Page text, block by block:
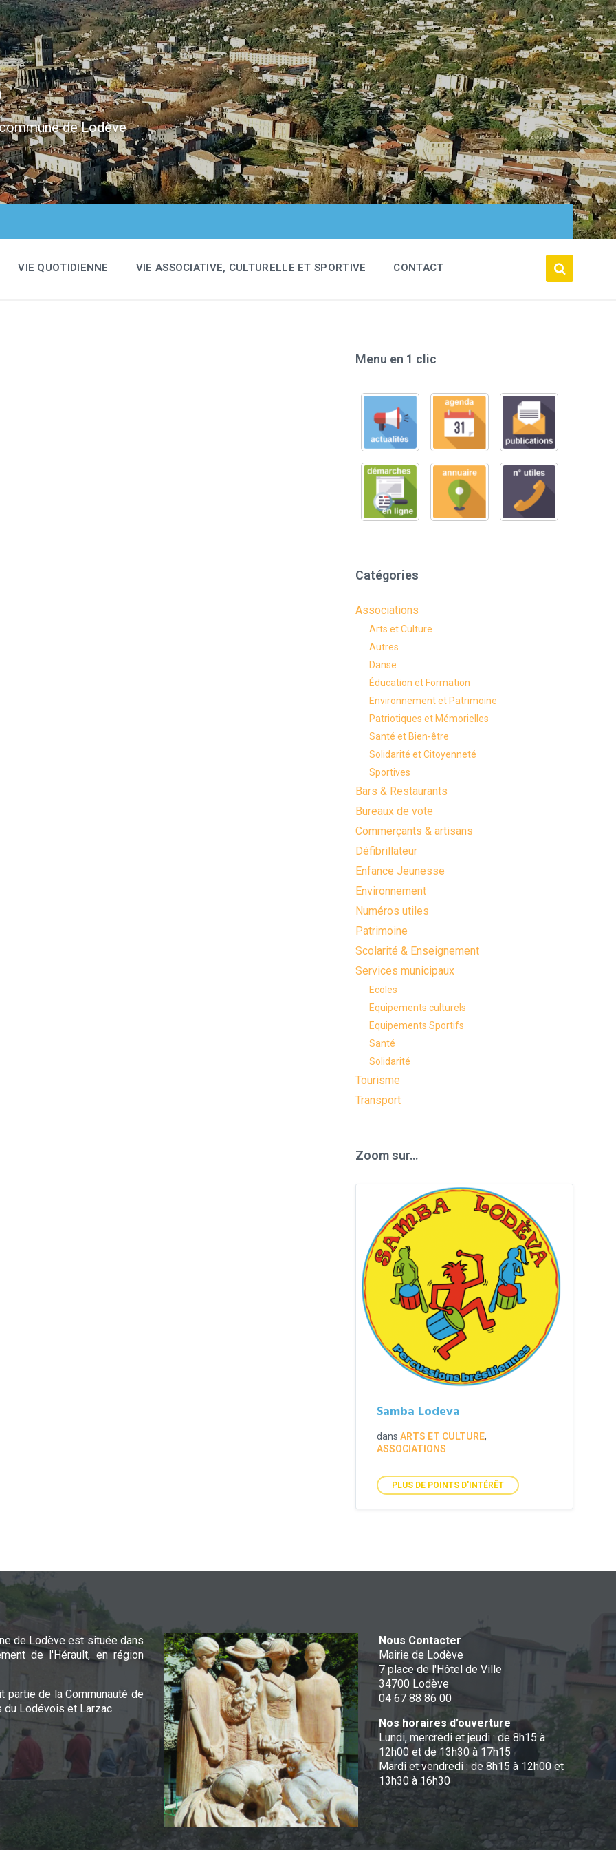
de Lodève
VIE QUOTIDIENNE VIE ASSOCIATIVE, CULTURELLE ET SPORTIVE CONTACT
Menu en 1 clic
Catégories
Associations
Arts et Culture
Autres
Danse
Éducation et Formation
Environnement et Patrimoine
Patriotiques et Mémorielles
Santé et Bien-être
Solidarité et Citoyenneté
Sportives
Bars & Restaurants
Bureaux de vote
Commerçants & artisans
Défibrillateur
Enfance Jeunesse
Environnement
Numéros utiles
Patrimoine
Scolarité & Enseignement
Services municipaux
Ecoles
Equipements culturels
Equipements Sportifs
Santé
Solidarité
Tourisme
Transport
Zoom sur…
Samba Lodeva
dansARTS ET CULTURE,
ASSOCIATIONS
PLUS DE POINTS D'INTÉRÊT
de Lodève est située dans
de l'Hérault, en région
partie de la Communauté de
du Lodévois et Larzac.
Nous Contacter
Mairie de Lodève
7 place de l'Hôtel de Ville
34700 Lodève
04 67 88 86 00
Nos horaires d’ouverture
Lundi, mercredi et jeudi : de 8h15 à
12h00 et de 13h30 à 17h15
Mardi et vendredi : de 8h15 à 12h00 et
13h30 à 16h30